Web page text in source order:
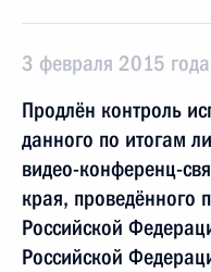
3 февраля 2015
Продлён контроль
данного по итогам
видео-конференц-
края, проведённого
Российской
Российской